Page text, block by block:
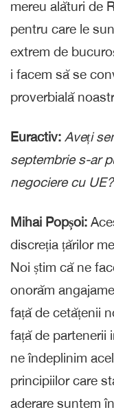
mereu alături de
pentru care le
extrem de
i facem să se
proverbială
Euractiv: Aveți
septembrie s-ar
negociere cu UE?
Mihai Popșoi:
discreția țărilor
Noi știm că ne
onorăm
față de cetățenii
față de partenerii
ne îndeplinim
principiilor care
aderare suntem